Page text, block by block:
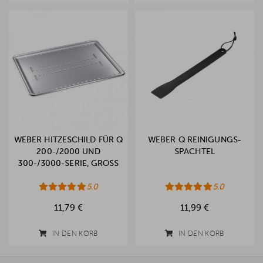
WEBER HITZESCHILD FÜR Q
200-/2000 UND
300-/3000-SERIE, GROSS
5.0
11,79 €
IN DEN KORB
WEBER Q REINIGUNGS-
SPACHTEL
5.0
11,99 €
IN DEN KORB